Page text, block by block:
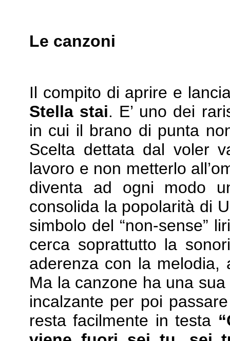
Le canzoni
Il compito di aprire e
Stella stai. E’ uno dei
in cui il brano di punta
Scelta dettata dal voler
lavoro e non metterlo
diventa ad ogni modo
consolida la popolarità di
simbolo del “non-sense”
cerca soprattutto la
aderenza con la melodia,
Ma la canzone ha una
incalzante per poi
resta facilmente in testa